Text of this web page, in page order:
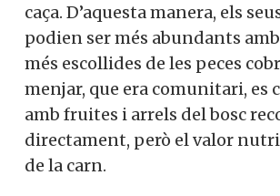
caça. D’aquesta manera, els
podien ser més abundants
més escollides de les peces
menjar, que era comunitari, es
amb fruites i arrels del bosc
directament, però el valor
de la carn.